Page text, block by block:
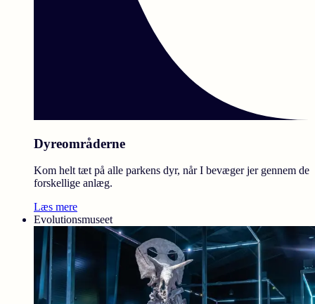
Dyreområderne
Kom helt tæt på alle parkens dyr, når I bevæger jer gennem de
forskellige anlæg.
Læs mere
Evolutionsmuseet